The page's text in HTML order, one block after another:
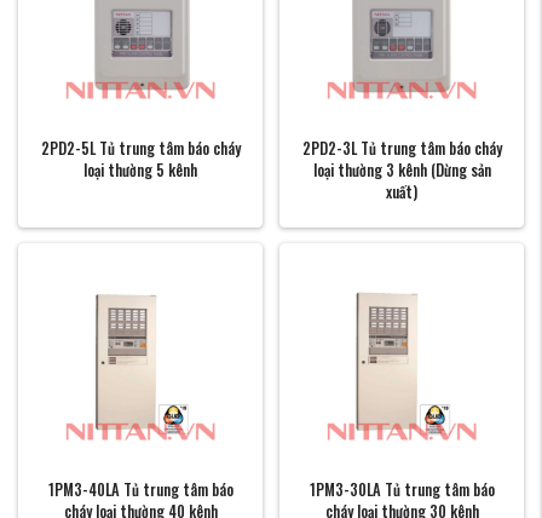
2PD2-5L Tủ trung tâm báo cháy
loại thường 5 kênh
2PD2-3L Tủ trung tâm báo cháy
loại thường 3 kênh (Dừng sản
xuất)
1PM3-40LA Tủ trung tâm báo
cháy loại thường 40 kênh
1PM3-30LA Tủ trung tâm báo
cháy loại thường 30 kênh